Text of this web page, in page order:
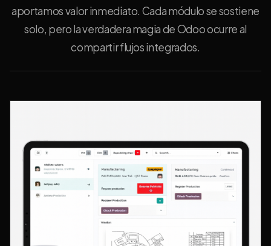
aportamos valor inmediato. Cada módulo se sostiene
solo, pero la verdadera magia de Odoo ocurre al
compartir flujos integrados.